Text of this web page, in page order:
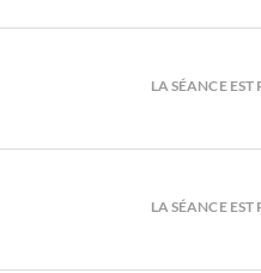
LA SÉANCE EST
LA SÉANCE EST